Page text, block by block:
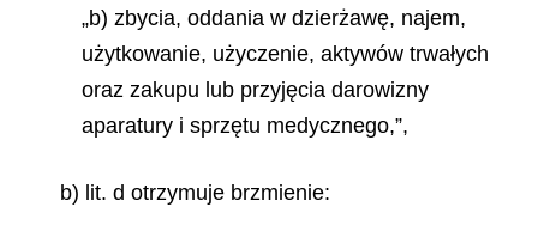
„b) zbycia, oddania w dzierżawę, najem,
użytkowanie, użyczenie, aktywów trwałych
oraz zakupu lub przyjęcia darowizny
aparatury i sprzętu medycznego,”,
b) lit. d otrzymuje brzmienie: